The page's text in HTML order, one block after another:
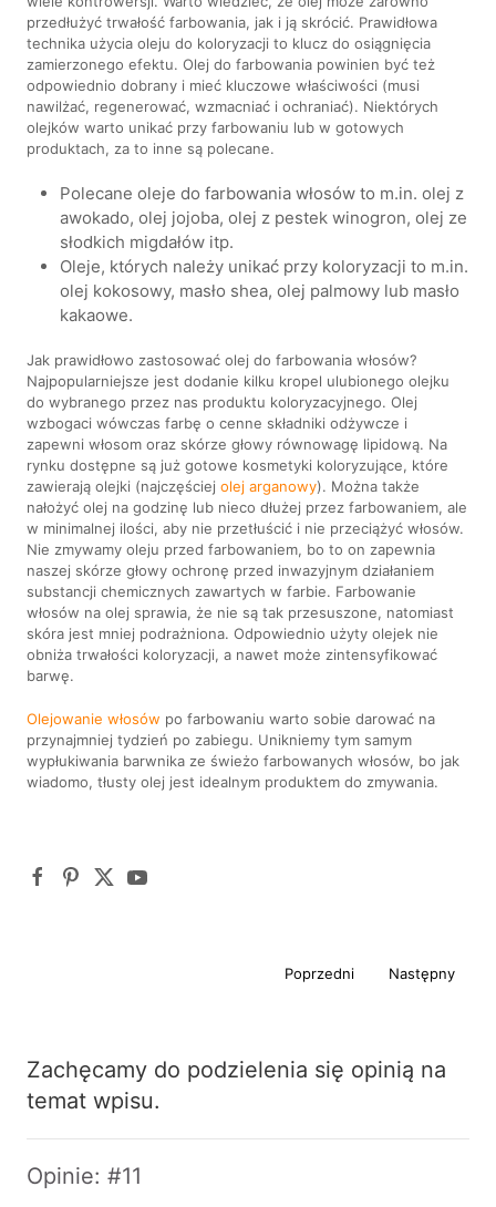
przedłużyć trwałość farbowania, jak i ją skrócić. Prawidłowa
technika użycia oleju do koloryzacji to klucz do osiągnięcia
zamierzonego efektu. Olej do farbowania powinien być też
odpowiednio dobrany i mieć kluczowe właściwości (musi
nawilżać, regenerować, wzmacniać i ochraniać). Niektórych
olejków warto unikać przy farbowaniu lub w gotowych
produktach, za to inne są polecane.
Polecane oleje do farbowania włosów to m.in. olej z
awokado, olej jojoba, olej z pestek winogron, olej ze
słodkich migdałów itp.
Oleje, których należy unikać przy koloryzacji to m.in.
olej kokosowy, masło shea, olej palmowy lub masło
kakaowe.
Jak prawidłowo zastosować olej do farbowania włosów?
Najpopularniejsze jest dodanie kilku kropel ulubionego olejku
do wybranego przez nas produktu koloryzacyjnego. Olej
wzbogaci wówczas farbę o cenne składniki odżywcze i
zapewni włosom oraz skórze głowy równowagę lipidową. Na
rynku dostępne są już gotowe kosmetyki koloryzujące, które
zawierają olejki (najczęściejolej arganowy). Można także
nałożyć olej na godzinę lub nieco dłużej przez farbowaniem, ale
w minimalnej ilości, aby nie przetłuścić i nie przeciążyć włosów.
Nie zmywamy oleju przed farbowaniem, bo to on zapewnia
naszej skórze głowy ochronę przed inwazyjnym działaniem
substancji chemicznych zawartych w farbie. Farbowanie
włosów na olej sprawia, że nie są tak przesuszone, natomiast
skóra jest mniej podrażniona. Odpowiednio użyty olejek nie
obniża trwałości koloryzacji, a nawet może zintensyfikować
barwę.
Olejowanie włosów po farbowaniu warto sobie darować na
przynajmniej tydzień po zabiegu. Unikniemy tym samym
wypłukiwania barwnika ze świeżo farbowanych włosów, bo jak
wiadomo, tłusty olej jest idealnym produktem do zmywania.
Poprzedni Następny
Zachęcamy do podzielenia się opinią na
temat wpisu.
Opinie: #11